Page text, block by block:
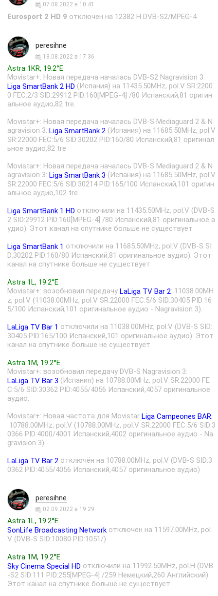
07.08.2022 в 10:41
Eurosport 2 HD 9 отключен на 12382 H DVB-S2/MPEG-4
peresihne
18.08.2022 в 17:36
Astra 1KR, 19.2°E
Movistar+: Новая передача началась DVB-S2 Nagravision 3:
Liga SmartBank 2 HD (Испания) на 11435.50MHz, pol.V SR:2200
0 FEC:2/3 SID:29912 PID:160[MPEG-4] /80 Испанский,81 оригин
альное аудио,82 tre.
Movistar+: Новая передача началась DVB-S Mediaguard 2 & N
agravision 3: Liga SmartBank 2 (Испания) на 11685.50MHz, pol.V
SR:22000 FEC:5/6 SID:30202 PID:160/80 Испанский,81 оригинал
ьное аудио,82 tre
Movistar+: Новая передача началась DVB-S Mediaguard 2 & N
agravision 3: Liga SmartBank 3 (Испания) на 11685.50MHz, pol.V
SR:22000 FEC:5/6 SID:30214 PID:165/100 Испанский,101 оригин
альное аудио,102 tre.
Liga SmartBank 1 HD отключили на 11435.50MHz, pol.V (DVB-S
2 SID:29912 PID:160[MPEG-4] /80 Испанский,81 оригинальное а
удио). Этот канал на спутнике больше не существует
Liga SmartBank 1 отключили на 11685.50MHz, pol.V (DVB-S SI
D:30202 PID:160/80 Испанский,81 оригинальное аудио). Этот
канал на спутнике больше не существует
Astra 1L, 19.2°E
Movistar+: возобновил передачу LaLiga TV Bar 2: 11038.00MH
z, pol.V (11038.00MHz, pol.V SR:22000 FEC:5/6 SID:30405 PID:16
5/100 Испанский,101 оригинальное аудио - Nagravision 3).
LaLiga TV Bar 1 отключили на 11038.00MHz, pol.V (DVB-S SID:
30405 PID:165/100 Испанский,101 оригинальное аудио). Этот
канал на спутнике больше не существует
Astra 1M, 19.2°E
Movistar+: возобновил передачу DVB-S Nagravision 3:
LaLiga TV Bar 3 (Испания) на 10788.00MHz, pol.V SR:22000 FE
C:5/6 SID:30362 PID:4055/4056 Испанский,4057 оригинальное
аудио.
Movistar+: Новая частота для Movistar Liga Campeones BAR:
10788.00MHz, pol.V (10788.00MHz, pol.V SR:22000 FEC:5/6 SID:3
0366 PID:4000/4001 Испанский,4002 оригинальное аудио - Na
gravision 3).
LaLiga TV Bar 2 отключён на 10788.00MHz, pol.V (DVB-S SID:3
0362 PID:4055/4056 Испанский,4057 оригинальное аудио)
peresihne
02.09.2022 в 19:29
Astra 1L, 19.2°E
SonLife Broadcasting Network отключён на 11597.00MHz, pol.
V (DVB-S SID:10080 PID:1051/)
Astra 1M, 19.2°E
Sky Cinema Special HD отключили на 11992.50MHz, pol.H (DVB
-S2 SID:111 PID:255[MPEG-4] /259 Немецкий,260 Английский).
Этот канал на спутнике больше не существует